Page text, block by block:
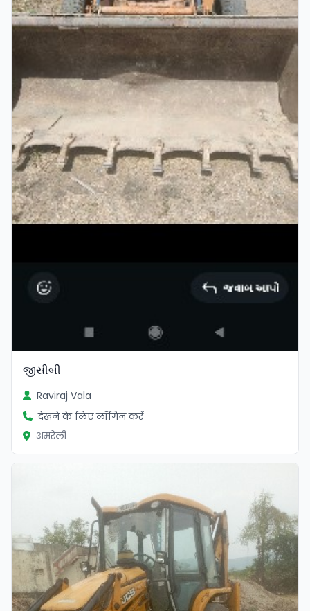
જીસીબી
Raviraj Vala
देखने के लिए लॉगिन करें
अमरेली